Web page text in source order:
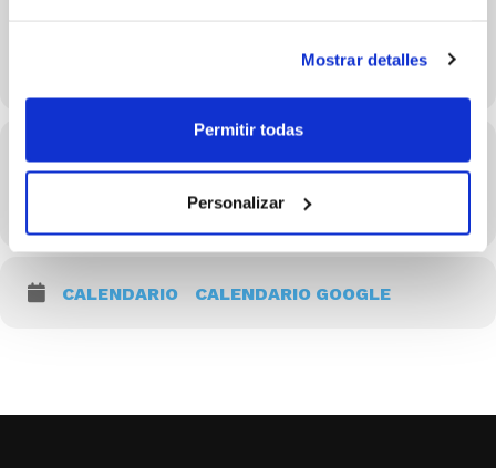
Mostrar detalles
Permitir todas
Personalizar
CALENDARIO CALENDARIO GOOGLE